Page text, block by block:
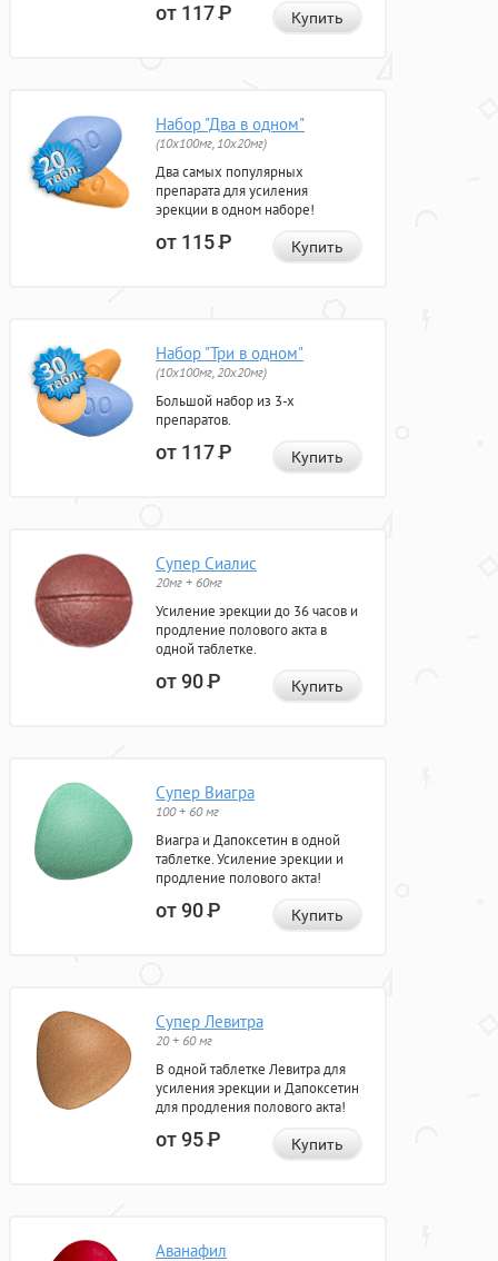
от 117Р Купить
Набор "Два в одном"
(10x100мг, 10x20мг)
Два самых популярных
препарата для усиления
эрекции в одном наборе!
от 115Р Купить
Набор "Три в одном"
(10x100мг, 20x20мг)
Большой набор из 3-х
препаратов.
от 117Р Купить
Супер Сиалис
20мг + 60мг
Усиление эрекции до 36 часов и
продление полового акта в
одной таблетке.
от 90Р Купить
Супер Виагра
100 + 60 мг
Виагра и Дапоксетин в одной
таблетке. Усиление эрекции и
продление полового акта!
от 90Р Купить
Супер Левитра
20 + 60 мг
В одной таблетке Левитра для
усиления эрекции и Дапоксетин
для продления полового акта!
от 95Р Купить
Аванафил